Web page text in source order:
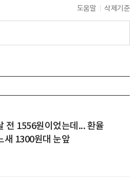
도움말 삭제기준
전 1556원이었는데... 환율
새 1300원대 눈앞